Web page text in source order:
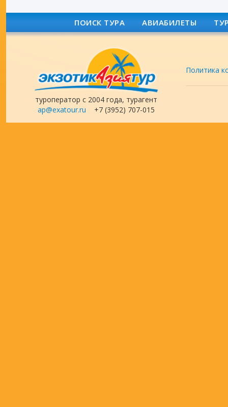
ПОИСК ТУРА АВИАБИЛЕТЫ
туроператор с 2004 года, турагент
ap@exatour.ru +7 (3952) 707-015
Политика